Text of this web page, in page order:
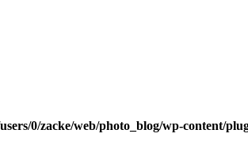
0/zacke/web/photo_blog/wp-content/